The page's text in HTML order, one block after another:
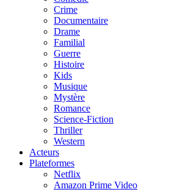
Crime
Documentaire
Drame
Familial
Guerre
Histoire
Kids
Musique
Mystère
Romance
Science-Fiction
Thriller
Western
Acteurs
Plateformes
Netflix
Amazon Prime Video